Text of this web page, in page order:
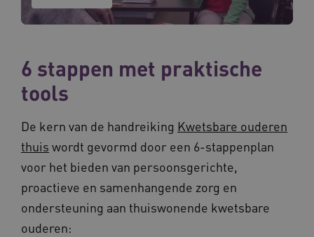
6 stappen met praktische
tools
De kern van de handreiking Kwetsbare ouderen
thuis wordt gevormd door een 6-stappenplan
voor het bieden van persoonsgerichte,
proactieve en samenhangende zorg en
ondersteuning aan thuiswonende kwetsbare
ouderen: